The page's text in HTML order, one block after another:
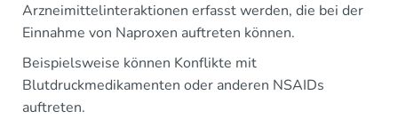
Arzneimittelinteraktionen erfasst werden, die bei der
Einnahme von Naproxen auftreten können.
Beispielsweise können Konflikte mit
Blutdruckmedikamenten oder anderen NSAIDs
auftreten.